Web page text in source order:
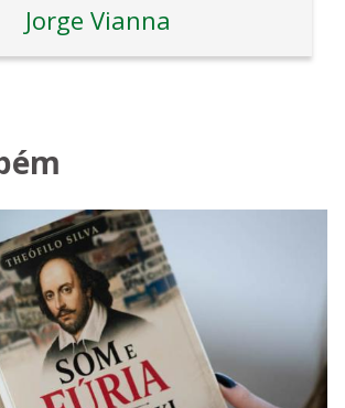
Jorge Vianna